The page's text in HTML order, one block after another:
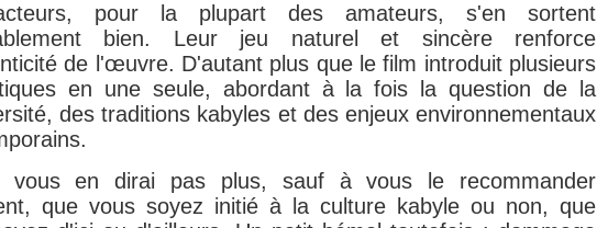
pour la plupart des amateurs, s'en sortent
bien. Leur jeu naturel et sincère renforce
de l'œuvre. D'autant plus que le film introduit plusieurs
en une seule, abordant à la fois la question de la
des traditions kabyles et des enjeux environnementaux
vous en dirai pas plus, sauf à vous le recommander
que vous soyez initié à la culture kabyle ou non, que